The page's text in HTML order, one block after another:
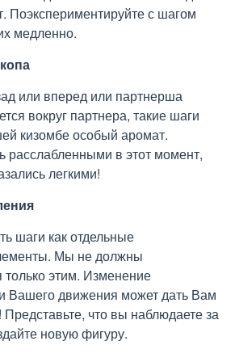
Поэкспериментируйте с шагом
медленно.
или вперед или партнерша
вокруг партнера, такие шаги
кизомбе особый аромат.
расслабленными в этот момент,
легкими!
шаги как отдельные
Мы не должны
только этим. Изменение
Вашего движения может дать Вам
что вы наблюдаете за
новую фигуру.